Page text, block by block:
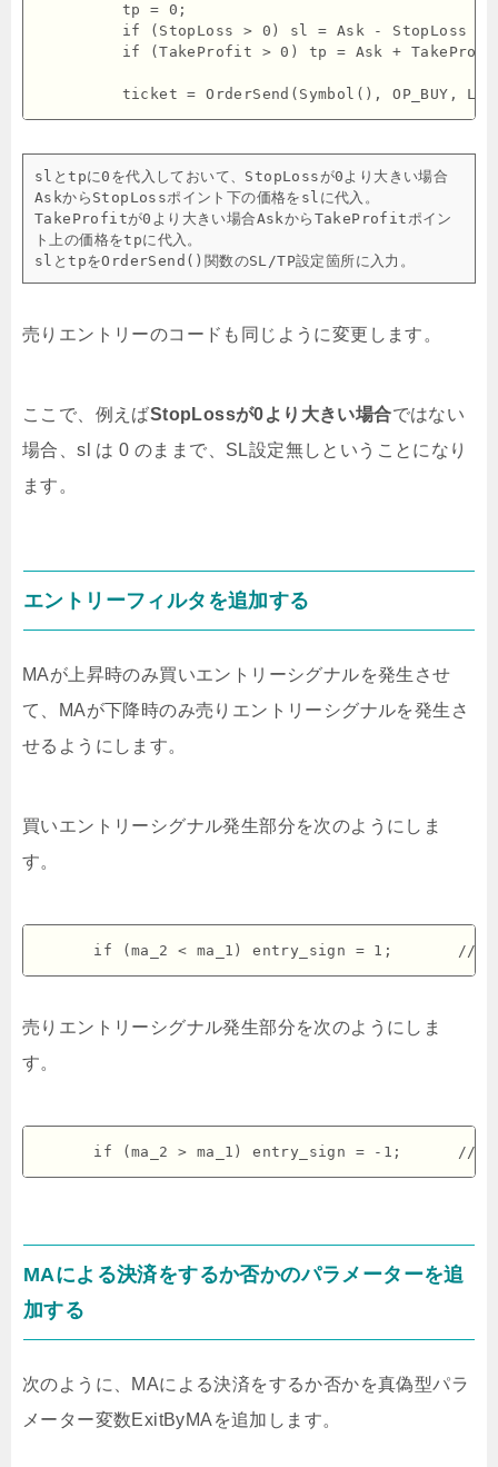
         tp = 0;
if (StopLoss > 0) sl = Ask - StopLoss *
if (TakeProfit > 0) tp = Ask +
ticket = OrderSend(Symbol(), OP_BUY,
slとtpに0を代入しておいて、StopLossが0より大きい場合
AskからStopLossポイント下の価格をslに代入。
TakeProfitが0より大きい場合AskからTakeProfitポイン
ト上の価格をtpに代入。
売りエントリーのコードも同じように変更します。
ここで、例えばStopLossが0より大きい場合ではない
場合、sl は 0 のままで、SL設定無しということになり
ます。
エントリーフィルタを追加する
MAが上昇時のみ買いエントリーシグナルを発生させ
て、MAが下降時のみ売りエントリーシグナルを発生さ
せるようにします。
買いエントリーシグナル発生部分を次のようにしま
す。
売りエントリーシグナル発生部分を次のようにしま
す。
MAによる決済をするか否かのパラメーターを追
加する
次のように、MAによる決済をするか否かを真偽型パラ
メーター変数ExitByMAを追加します。